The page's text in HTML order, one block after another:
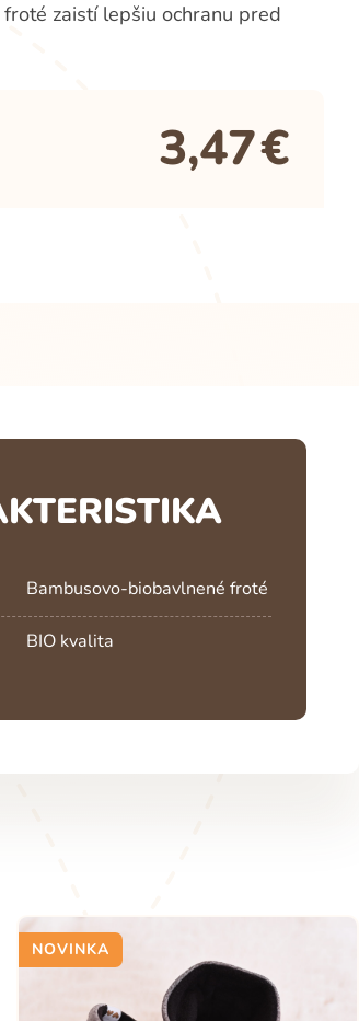
zaistí lepšiu ochranu pred
3,47€
Bambusovo-biobavlnené froté
BIO kvalita
NOVINKA